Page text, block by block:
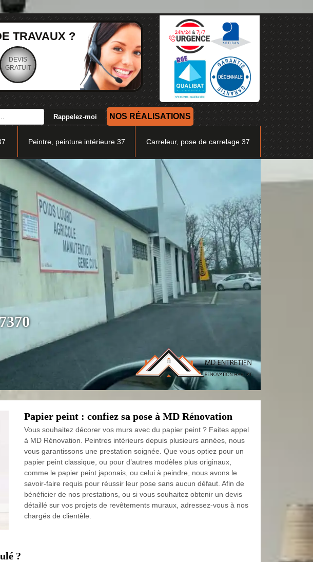
TRAVAUX ?
DEVIS
GRATUIT
NOS RÉALISATIONS
Peintre, peinture intérieure 37 Carreleur, pose de carrelage 37
Papier peint : confiez sa pose à MD Rénovation
Vous souhaitez décorer vos murs avec du papier peint ? Faites appel
à MD Rénovation. Peintres intérieurs depuis plusieurs années, nous
vous garantissons une prestation soignée. Que vous optiez pour un
papier peint classique, ou pour d’autres modèles plus originaux,
comme le papier peint japonais, ou celui à peindre, nous avons le
savoir-faire requis pour réussir leur pose sans aucun défaut. Afin de
bénéficier de nos prestations, ou si vous souhaitez obtenir un devis
détaillé sur vos projets de revêtements muraux, adressez-vous à nos
chargés de clientèle.
?